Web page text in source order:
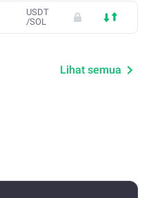
USDT
/SOL
Lihat semua